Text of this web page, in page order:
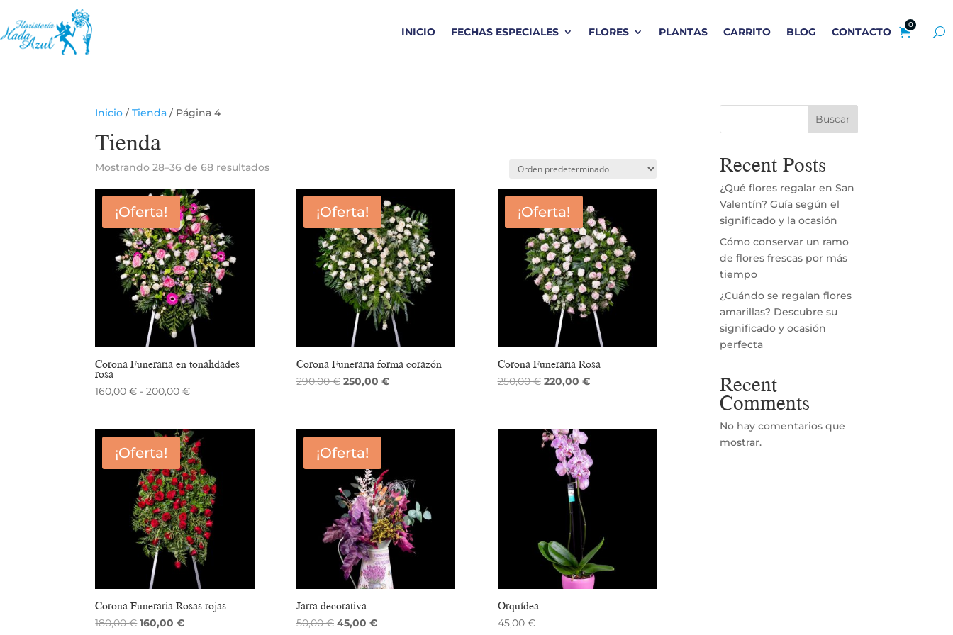
INICIO FECHAS ESPECIALES FLORES PLANTAS CARRITO BLOG CONTACTO
0
Inicio /Tienda / Página 4
Tienda
Mostrando 28–36 de 68 resultados
¡Oferta!
Corona Funeraria en tonalidades
rosa
160,00€ - 200,00€Rango
desde
160,00 €
hasta
200,00 €
¡Oferta!
Corona Funeraria forma corazón
290,00€ El
era:
290,00 €.
250,00 €El
es:
¡Oferta!
Corona Funeraria Rosa
250,00€ El
era:
250,00 €.
220,00 €El
es:
¡Oferta!
Corona Funeraria Rosas rojas
180,00€El
160,00€El
¡Oferta!
Jarra decorativa
50,00€ El
45,00 €El
Orquídea
45,00 €
Buscar
Recent Posts
¿Qué flores regalar en San
Valentín? Guía según el
significado y la ocasión
Cómo conservar un ramo
de flores frescas por más
tiempo
¿Cuándo se regalan flores
amarillas? Descubre su
significado y ocasión
perfecta
Recent
Comments
No hay comentarios que
mostrar.